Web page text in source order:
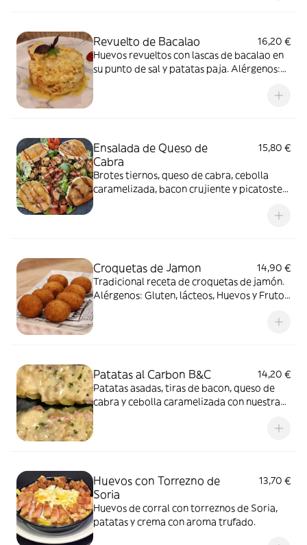
Revuelto de Bacalao
16,20 €
Huevos revueltos con lascas de bacalao en
su punto de sal y patatas paja. Alérgenos:
Ensalada de Queso de
Cabra
15,80 €
Brotes tiernos, queso de cabra, cebolla
caramelizada, bacon crujiente y picatostes
Croquetas de Jamon
14,90 €
Tradicional receta de croquetas de jamón.
Alérgenos: Gluten, lácteos, Huevos y Frutos
Patatas al Carbon B&C
14,20 €
Patatas asadas, tiras de bacon, queso de
cabra y cebolla caramelizada con nuestra
Huevos con Torrezno de
Soria
13,70 €
Huevos de corral con torreznos de Soria,
patatas y crema con aroma trufado.